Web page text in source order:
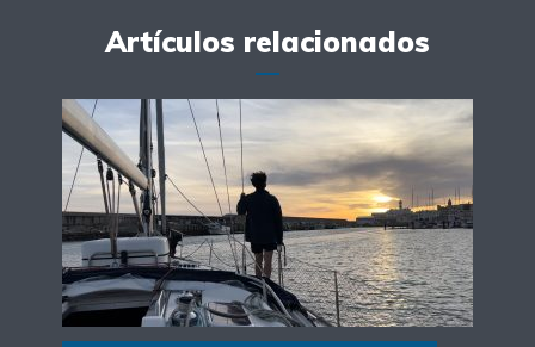
Artículos relacionados